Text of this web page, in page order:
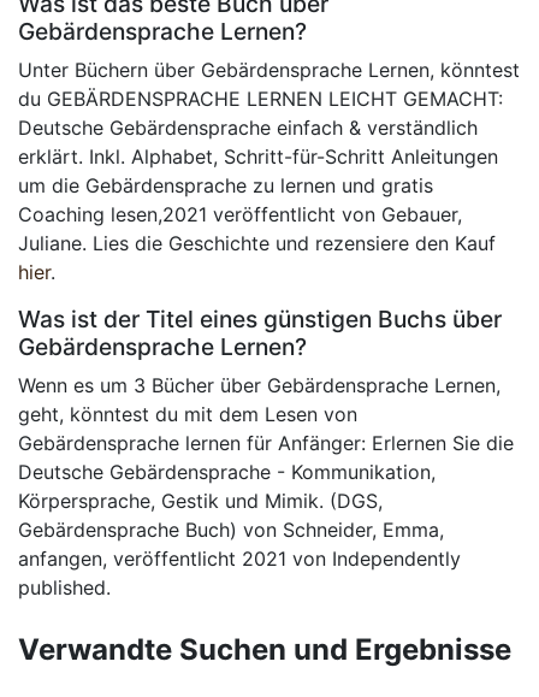
Gebärdensprache Lernen?
Unter Büchern über Gebärdensprache Lernen, könntest
du GEBÄRDENSPRACHE LERNEN LEICHT GEMACHT:
Deutsche Gebärdensprache einfach & verständlich
erklärt. Inkl. Alphabet, Schritt-für-Schritt Anleitungen
um die Gebärdensprache zu lernen und gratis
Coaching lesen,2021 veröffentlicht von Gebauer,
Juliane. Lies die Geschichte und rezensiere den Kauf
hier.
Was ist der Titel eines günstigen Buchs über
Gebärdensprache Lernen?
Wenn es um 3 Bücher über Gebärdensprache Lernen,
geht, könntest du mit dem Lesen von
Gebärdensprache lernen für Anfänger: Erlernen Sie die
Deutsche Gebärdensprache - Kommunikation,
Körpersprache, Gestik und Mimik. (DGS,
Gebärdensprache Buch) von Schneider, Emma,
anfangen, veröffentlicht 2021 von Independently
published.
Verwandte Suchen und Ergebnisse